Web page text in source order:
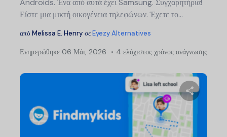
Androids. Ένα από αυτά έχει Samsung. Συγχαρητήρια!
Είστε μια μικτή οικογένεια τηλεφώνων. Έχετε το...
από Melissa E. Henry σεEyezy Alternatives
Ενημερώθηκε 06 Μάι, 2026 4 ελάχιστος χρόνος ανάγνωσης